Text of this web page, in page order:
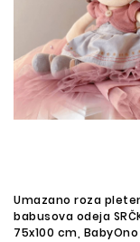
Umazano roza
babusova odeja
75x100 cm, BabyOno